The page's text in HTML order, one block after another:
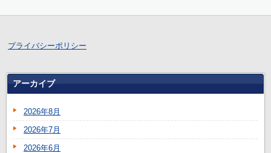
プライバシーポリシー
アーカイブ
2026年8月
2026年7月
2026年6月